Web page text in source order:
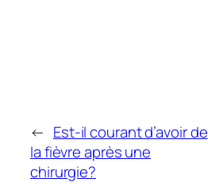
← Est-il courant d’avoir de
la fièvre après une
chirurgie?